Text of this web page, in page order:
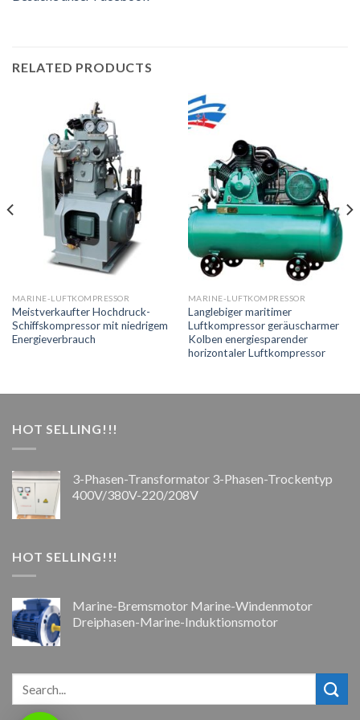
RELATED PRODUCTS
MARINE-LUFTKOMPRESSOR
Meistverkaufter Hochdruck-
Schiffskompressor mit niedrigem
Energieverbrauch
MARINE-LUFTKOMPRESSOR
Langlebiger maritimer
Luftkompressor geräuscharmer
Kolben energiesparender
horizontaler Luftkompressor
HOT SELLING!!!
3-Phasen-Transformator 3-Phasen-Trockentyp
400V/380V-220/208V
HOT SELLING!!!
Marine-Bremsmotor Marine-Windenmotor
Dreiphasen-Marine-Induktionsmotor